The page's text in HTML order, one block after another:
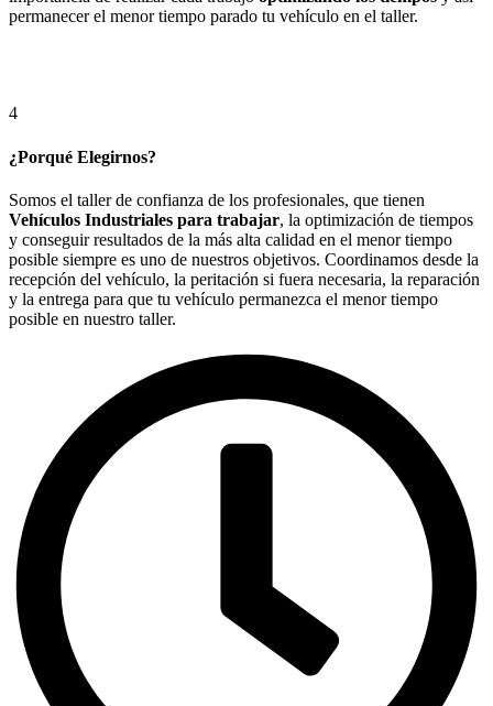
permanecer el menor tiempo parado tu vehículo en el taller.
4
¿Porqué Elegirnos?
Somos el taller de confianza de los profesionales, que tienen
Vehículos Industriales para trabajar, la optimización de tiempos
y conseguir resultados de la más alta calidad en el menor tiempo
posible siempre es uno de nuestros objetivos. Coordinamos desde la
recepción del vehículo, la peritación si fuera necesaria, la reparación
y la entrega para que tu vehículo permanezca el menor tiempo
posible en nuestro taller.